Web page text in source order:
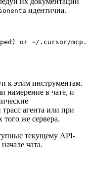
идентична.
or ~/.cursor/
к этим инструментам.
в чате, и
агента или при
же сервера.
текущему API-
чата.